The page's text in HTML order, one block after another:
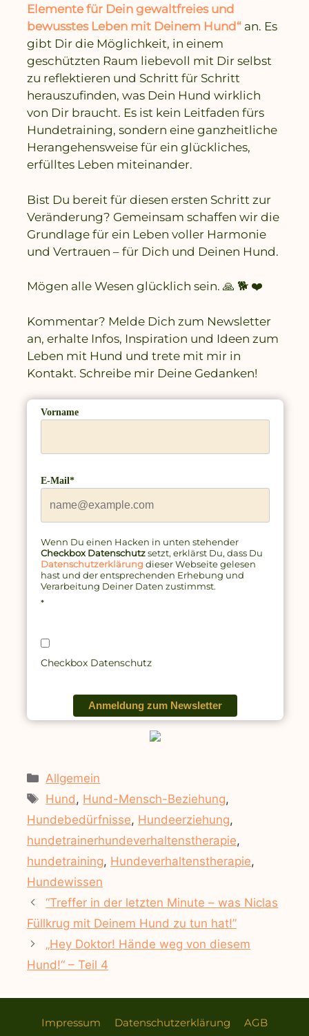
Elemente für Dein gewaltfreies und
bewusstes Leben mit Deinem Hund“ an. Es
gibt Dir die Möglichkeit, in einem
geschützten Raum liebevoll mit Dir selbst
zu reflektieren und Schritt für Schritt
herauszufinden, was Dein Hund wirklich
von Dir braucht. Es ist kein Leitfaden fürs
Hundetraining, sondern eine ganzheitliche
Herangehensweise für ein glückliches,
erfülltes Leben miteinander.
Bist Du bereit für diesen ersten Schritt zur
Veränderung? Gemeinsam schaffen wir die
Grundlage für ein Leben voller Harmonie
und Vertrauen – für Dich und Deinen Hund.
Mögen alle Wesen glücklich sein. 🙏 🐕 ❤️
Kommentar? Melde Dich zum Newsletter
an, erhalte Infos, Inspiration und Ideen zum
Leben mit Hund und trete mit mir in
Kontakt. Schreibe mir Deine Gedanken!
Vorname
E-Mail*
Wenn Du einen Hacken in unten stehender
Checkbox Datenschutzsetzt, erklärst Du, dass Du
Datenschutzerklärungdieser Webseite gelesen
hast und der entsprechenden Erhebung und
Verarbeitung Deiner Daten zustimmst.
*
Checkbox Datenschutz
Anmeldung zum Newsletter
Kategorien
Allgemein
Schlagwörter
Hund, Hund-Mensch-Beziehung,
Hundebedürfnisse, Hundeerziehung,
hundetrainerhundeverhaltenstherapie,
hundetraining, Hundeverhaltenstherapie,
Hundewissen
“Treffer in der letzten Minute – was Niclas
Füllkrug mit Deinem Hund zu tun hat!”
„Hey Doktor! Hände weg von diesem
Hund!“ – Teil 4
Impressum Datenschutzerklärung AGB